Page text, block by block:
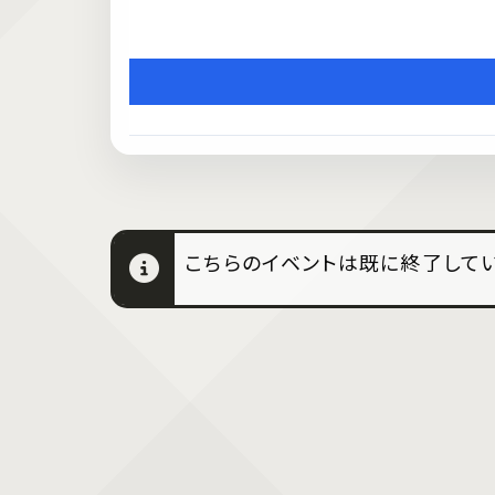
こちらのイベントは既に終了して